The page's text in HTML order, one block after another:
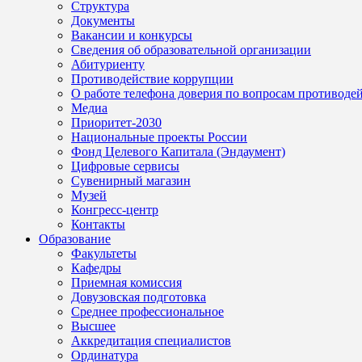
Структура
Документы
Вакансии и конкурсы
Сведения об образовательной организации
Абитуриенту
Противодействие коррупции
О работе телефона доверия по вопросам
Медиа
Приоритет-2030
Национальные проекты России
Фонд Целевого Капитала (Эндаумент)
Цифровые сервисы
Сувенирный магазин
Музей
Конгресс-центр
Контакты
Образование
Факультеты
Кафедры
Приемная комиссия
Довузовская подготовка
Среднее профессиональное
Высшее
Аккредитация специалистов
Ординатура